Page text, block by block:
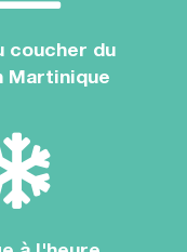
coucher du
Martinique